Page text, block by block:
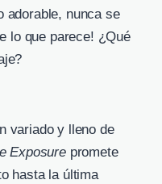
adorable, nunca se
lo que parece! ¿Qué
variado y lleno de
Exposurepromete
hasta la última